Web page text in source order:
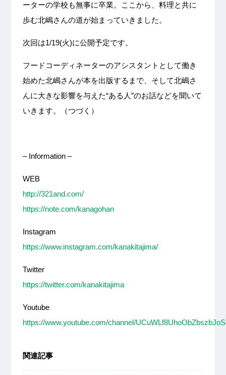
ーターの学校も無事に卒業。ここから、料理と共に
歩む北嶋さんの道が始まっていきました。
次回は1/19(火)に公開予定です。
フードコーディネーターのアシスタントとして働き
始めた北嶋さんが本を出版するまで、そして北嶋さ
んに大きな影響を与えた“ある人”のお話などを聞いて
いきます。（つづく）
– Information –
WEB
http://321and.com/
https://note.com/kanagohan
Instagram
https://www.instagram.com/kanakitajima/
Twitter
https://twitter.com/kanakitajima
Youtube
https://www.youtube.com/channel/
関連記事